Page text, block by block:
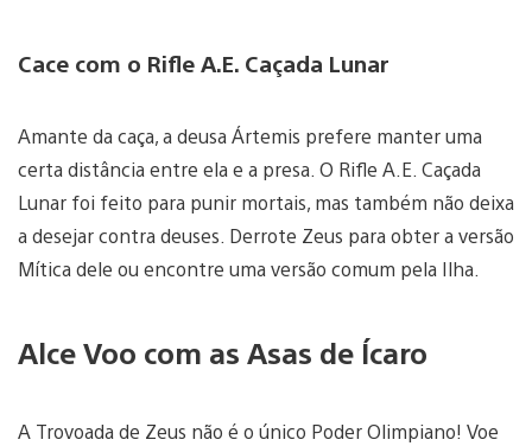
Cace com o Rifle A.E. Caçada Lunar
Amante da caça, a deusa Ártemis prefere manter uma
certa distância entre ela e a presa. O Rifle A.E. Caçada
Lunar foi feito para punir mortais, mas também não deixa
a desejar contra deuses. Derrote Zeus para obter a versão
Mítica dele ou encontre uma versão comum pela Ilha.
Alce Voo com as Asas de Ícaro
A Trovoada de Zeus não é o único Poder Olimpiano! Voe